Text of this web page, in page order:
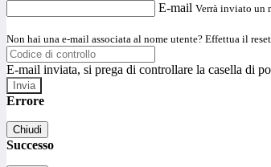
E-mail Verrà inviato un
Non hai una e-mail associata al nome utente? Effettua il
E-mail inviata, si prega di controllare la casella di
Errore
Chiudi
Successo